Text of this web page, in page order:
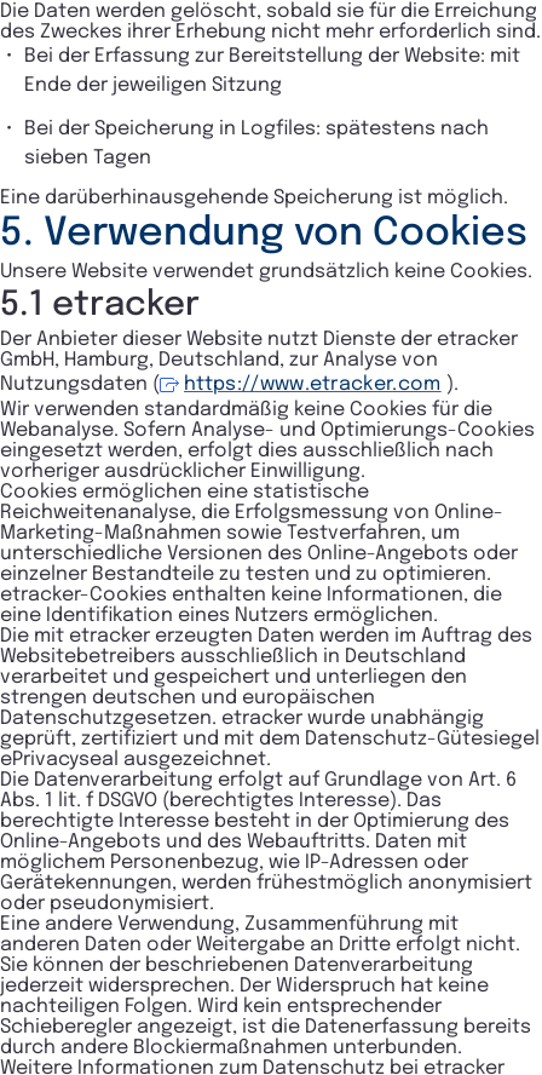
Die Daten werden gelöscht, sobald sie für die Erreichung
des Zweckes ihrer Erhebung nicht mehr erforderlich sind.
Bei der Erfassung zur Bereitstellung der Website: mit
Ende der jeweiligen Sitzung
Bei der Speicherung in Logfiles: spätestens nach
sieben Tagen
Eine darüberhinausgehende Speicherung ist möglich.
5. Verwendung von Cookies
Unsere Website verwendet grundsätzlich keine Cookies.
5.1 etracker
Der Anbieter dieser Website nutzt Dienste der etracker
GmbH, Hamburg, Deutschland, zur Analyse von
Nutzungsdaten (
https://www.etracker.com ).
Wir verwenden standardmäßig keine Cookies für die
Webanalyse. Sofern Analyse- und Optimierungs-Cookies
eingesetzt werden, erfolgt dies ausschließlich nach
vorheriger ausdrücklicher Einwilligung.
Cookies ermöglichen eine statistische
Reichweitenanalyse, die Erfolgsmessung von Online-
Marketing-Maßnahmen sowie Testverfahren, um
unterschiedliche Versionen des Online-Angebots oder
einzelner Bestandteile zu testen und zu optimieren.
etracker-Cookies enthalten keine Informationen, die
eine Identifikation eines Nutzers ermöglichen.
Die mit etracker erzeugten Daten werden im Auftrag des
Websitebetreibers ausschließlich in Deutschland
verarbeitet und gespeichert und unterliegen den
strengen deutschen und europäischen
Datenschutzgesetzen. etracker wurde unabhängig
geprüft, zertifiziert und mit dem Datenschutz-Gütesiegel
ePrivacyseal ausgezeichnet.
Die Datenverarbeitung erfolgt auf Grundlage von Art. 6
Abs. 1 lit. f DSGVO (berechtigtes Interesse). Das
berechtigte Interesse besteht in der Optimierung des
Online-Angebots und des Webauftritts. Daten mit
möglichem Personenbezug, wie IP-Adressen oder
Gerätekennungen, werden frühestmöglich anonymisiert
oder pseudonymisiert.
Eine andere Verwendung, Zusammenführung mit
anderen Daten oder Weitergabe an Dritte erfolgt nicht.
Sie können der beschriebenen Datenverarbeitung
jederzeit widersprechen. Der Widerspruch hat keine
nachteiligen Folgen. Wird kein entsprechender
Schieberegler angezeigt, ist die Datenerfassung bereits
durch andere Blockiermaßnahmen unterbunden.
Weitere Informationen zum Datenschutz bei etracker